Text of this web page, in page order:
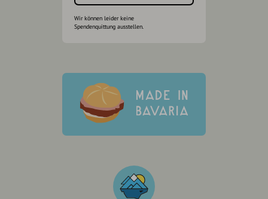
Wir können leider keine
Spendenquittung ausstellen.